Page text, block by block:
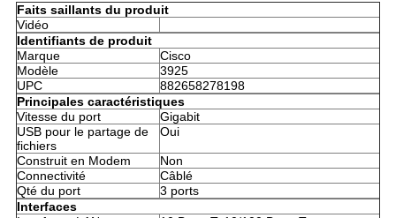
Faits saillants du produit
Vidéo
Identifiants de produit
Marque
Cisco
Modèle
3925
UPC
882658278198
Principales caractéristiques
Vitesse du port
Gigabit
USB pour le partage de
fichiers
Oui
Construit en Modem
Non
Connectivité
Câblé
Qté du port
3 ports
Interfaces